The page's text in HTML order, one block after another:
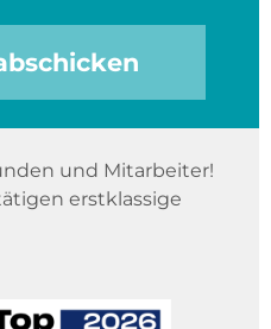
und Mitarbeiter!
erstklassige